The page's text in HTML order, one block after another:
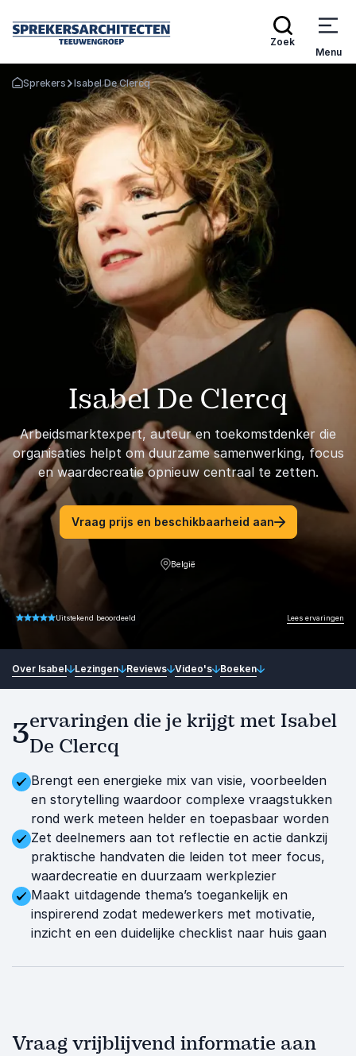
Zoek
Menu
Terug naar de startpagina
Sprekers Isabel De Clercq
Isabel De Clercq
Arbeidsmarktexpert, auteur en toekomstdenker die
organisaties helpt om duurzame samenwerking, focus
en waardecreatie opnieuw centraal te zetten.
Vraag prijs en beschikbaarheid aan
België
4.67 van 5 Uitstekend beoordeeld Lees ervaringen
Over Isabel Lezingen Reviews Video's Boeken
3ervaringen die je krijgt met Isabel
De Clercq
Brengt een energieke mix van visie, voorbeelden
en storytelling waardoor complexe vraagstukken
rond werk meteen helder en toepasbaar worden
Zet deelnemers aan tot reflectie en actie dankzij
praktische handvaten die leiden tot meer focus,
waardecreatie en duurzaam werkplezier
Maakt uitdagende thema’s toegankelijk en
inspirerend zodat medewerkers met motivatie,
inzicht en een duidelijke checklist naar huis gaan
Vraag vrijblijvend informatie aan